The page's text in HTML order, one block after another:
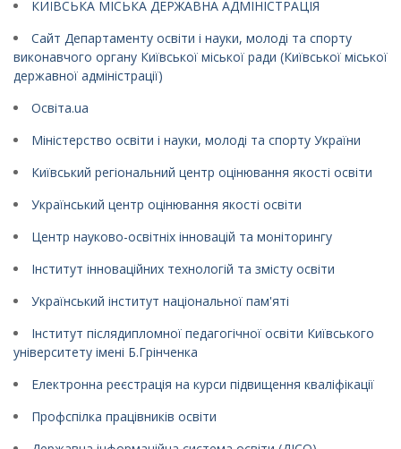
КИЇВСЬКА МІСЬКА ДЕРЖАВНА АДМІНІСТРАЦІЯ
Сайт Департаменту освіти і науки, молоді та спорту
виконавчого органу Київської міської ради (Київської міської
державної адміністрації)
Освіта.ua
Міністерство освіти і науки, молоді та спорту України
Київський регіональний центр оцінювання якості освіти
Український центр оцінювання якості освіти
Центр науково-освітніх інновацій та моніторингу
Інститут інноваційних технологій та змісту освіти
Український інститут національної пам'яті
Інститут післядипломної педагогічної освіти Київського
університету імені Б.Грінченка
Електронна реєстрація на курси підвищення кваліфікації
Профспілка працівників освіти